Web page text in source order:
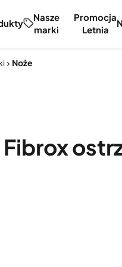
Nasze
marki
Promocja
Letnia
Noże